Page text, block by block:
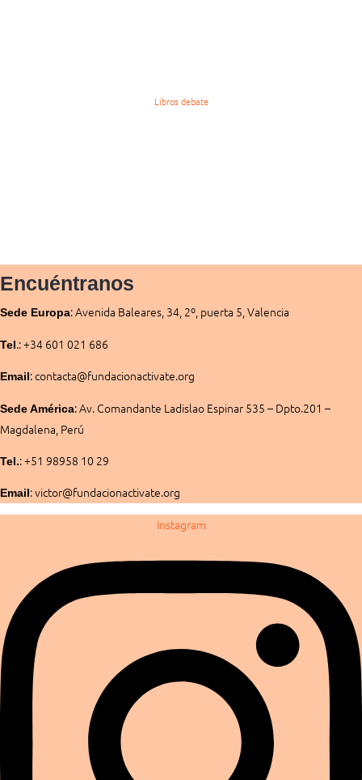
Libros debate
Encuéntranos
Sede Europa:Avenida Baleares, 34, 2º, puerta 5, Valencia
Tel.: +34 601 021 686
Email : contacta@fundacionactivate.org
Sede América:Av. Comandante Ladislao Espinar 535 – Dpto.201 –
Magdalena, Perú
Tel.: +51 98958 10 29
Email : victor@fundacionactivate.org
Instagram